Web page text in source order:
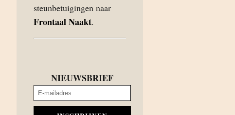
steunbetuigingen naar
Frontaal Naakt.
NIEUWSBRIEF